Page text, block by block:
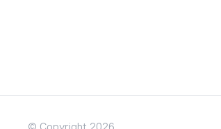
© Copyright 2026.